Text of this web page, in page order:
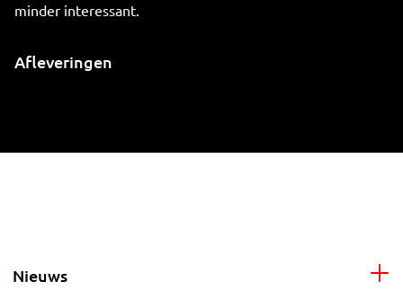
minder interessant.
Afleveringen
Nieuws